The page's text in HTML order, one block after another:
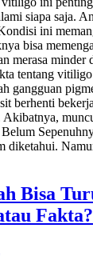
siapa saja.
ini
bisa
merasa
tentang
gangguan
berhenti
diketahui.
Bisa
Fakta?